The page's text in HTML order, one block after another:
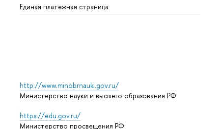
Единая платежная страница
http://www.minobrnauki.gov.ru/
Министерство науки и высшего образования РФ
https://edu.gov.ru/
Министерство просвещения РФ